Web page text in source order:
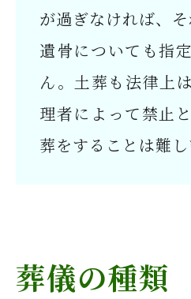
が過ぎなければ、
遺骨についても指
ん。土葬も法律上
理者によって禁止
葬をすることは難
葬儀の種類